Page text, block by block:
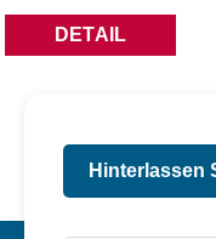
DETAIL
Hinterlassen